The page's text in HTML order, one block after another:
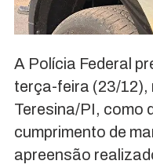
A Polícia Federal
terça-feira (23/12),
Teresina/PI, como
cumprimento de
apreensão